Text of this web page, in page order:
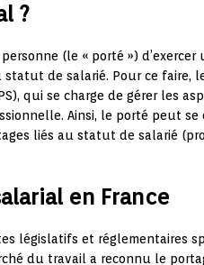
?
(le « porté ») d’exercer
de salarié. Pour ce faire,
qui se charge de gérer les
Ainsi, le porté peut se
liés au statut de salarié
en France
législatifs et réglementaires
du travail a reconnu le